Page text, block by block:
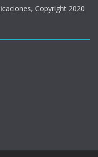
Copyright 2020